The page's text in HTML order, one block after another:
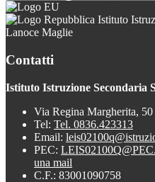
Istituto
Lanoce Maglie
Contatti
Istituto Istruzione Secondaria
Via Regina Margherita,
Tel: Tel. 0836.423313
Email:
PEC:
una mail
C.F.: 83001090758